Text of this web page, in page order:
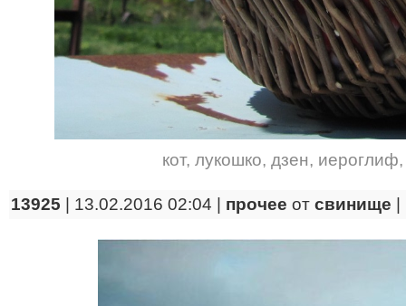
кот, лукошко, дзен, иероглиф
13925 | 13.02.2016 02:04 | прочее от свинище